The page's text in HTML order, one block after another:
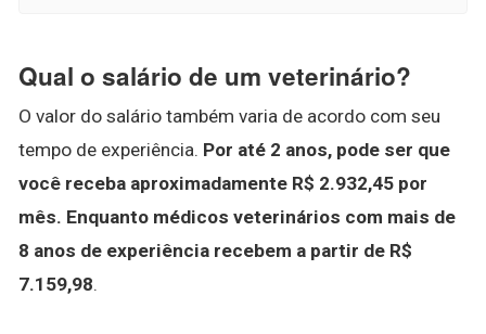
Qual o salário de um veterinário?
O valor do salário também varia de acordo com seu
tempo de experiência. Por até 2 anos, pode ser que
você receba aproximadamente R$ 2.932,45 por
mês. Enquanto médicos veterinários com mais de
8 anos de experiência recebem a partir de R$
7.159,98.